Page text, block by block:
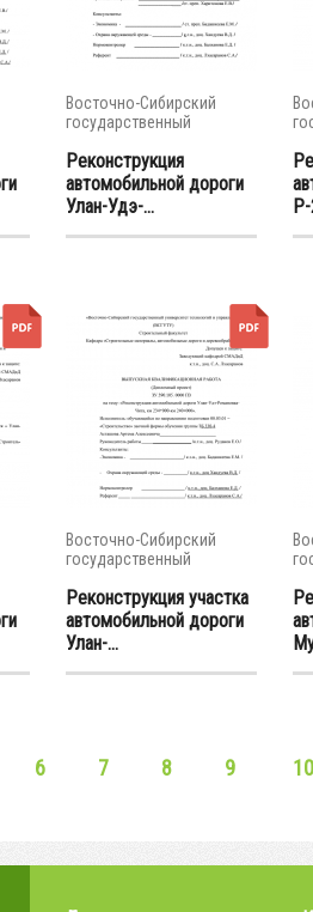
Восточно-Сибирский
государственный
Реконструкция
автомобильной дороги
Улан-Удэ-...
Восточно-Сибирский
государственный
Реконструкция участка
автомобильной дороги
Улан-...
6 7 8 9 10